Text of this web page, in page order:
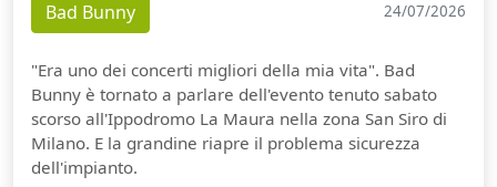
Bad Bunny 24/07/2026
"Era uno dei concerti migliori della mia vita". Bad
Bunny è tornato a parlare dell'evento tenuto sabato
scorso all'Ippodromo La Maura nella zona San Siro di
Milano. E la grandine riapre il problema sicurezza
dell'impianto.